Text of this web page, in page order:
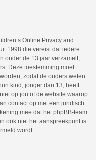
Online Privacy and
1998 die vereist dat iedere
onder de 13 jaar verzamelt,
Deze toestemming moet
zodat de ouders weten
kind, jonger dan 13, heeft.
op jou of de website waarop
contact op met een juridisch
mee dat het phpBB-team
ook niet het aanspreekpunt is
wordt.